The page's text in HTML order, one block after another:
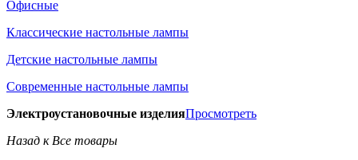
Офисные
Классические настольные лампы
Детские настольные лампы
Современные настольные лампы
Электроустановочные изделияПросмотреть
Назад к Все товары